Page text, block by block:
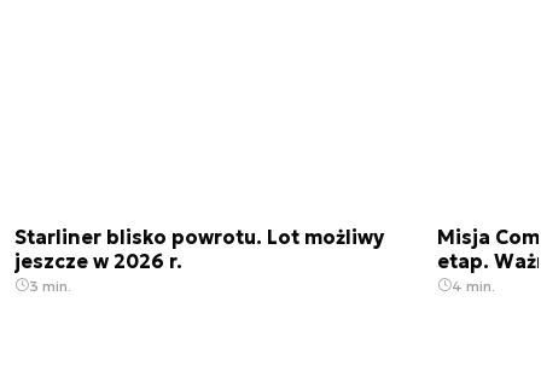
Starliner blisko powrotu. Lot możliwy
jeszcze w 2026 r.
3 min.
Misja
etap.
4 min.